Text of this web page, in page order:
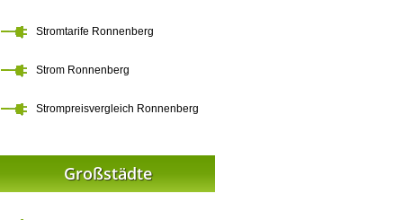
Stromtarife Ronnenberg
Strom Ronnenberg
Strompreisvergleich Ronnenberg
Großstädte